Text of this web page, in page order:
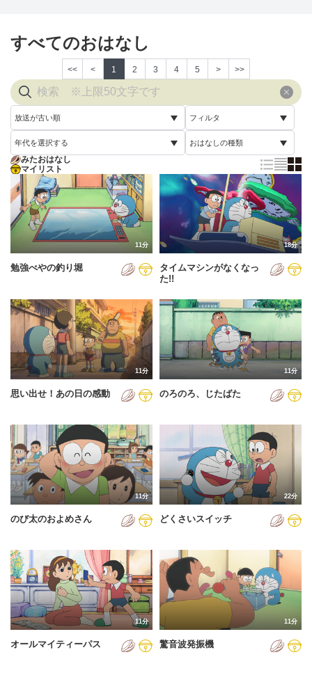
すべてのおはなし
<< < 1 2 3 4 5 > >>
放送が古い順
放送が古い順
放送が新しい順
配信が古い順
配信が新しい順
あいうえお順(降順)
動画が長い順
動画が短い順
フィルタ
すべて
未視聴
年代を選択する
すべて
2005年
2006年
2007年
2008年
2011年
2012年
2013年
2014年
2015年
2016年
2017年
2019年
2020年
2021年
2022年
おはなしの種類
通常回
誕生日スペシャル
みたおはなし
マイリスト
11分
勉強べやの釣り堀
18分
タイムマシンがなくなっ
た!!
11分
思い出せ！あの日の感動
11分
のろのろ、じたばた
11分
のび太のおよめさん
22分
どくさいスイッチ
11分
オールマイティーパス
11分
驚音波発振機